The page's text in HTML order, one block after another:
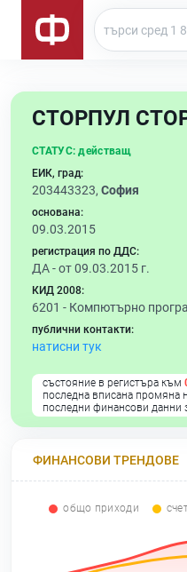
СТОРПУЛ
СТАТУС: действащ
ЕИК, град:
203443323, София
основана:
09.03.2015
регистрация по ДДС:
ДА - от 09.03.2015 г.
КИД 2008:
6201 - Компютърно
публични контакти:
натисни тук
състояние в регистъра към
последна вписана промяна
последни финансови данни
ФИНАНСОВИ ТРЕНДОВЕ
общо приходи